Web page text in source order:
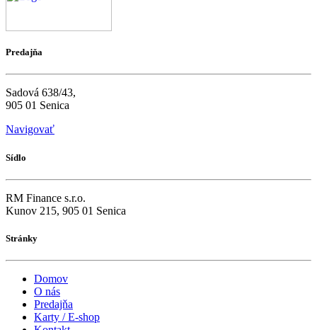
Predajňa
Sadová 638/43,
905 01 Senica
Navigovať
Sídlo
RM Finance s.r.o.
Kunov 215, 905 01 Senica
Stránky
Domov
O nás
Predajňa
Karty / E-shop